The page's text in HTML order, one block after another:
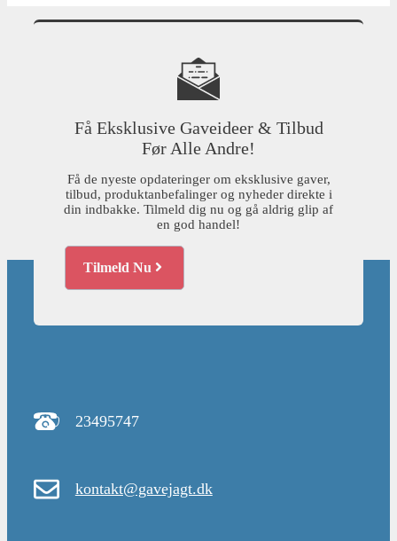
Få Eksklusive Gaveideer & Tilbud
Før Alle Andre!
Få de nyeste opdateringer om eksklusive gaver,
tilbud, produktanbefalinger og nyheder direkte i
din indbakke. Tilmeld dig nu og gå aldrig glip af
en god handel!
Tilmeld Nu
23495747
kontakt@gavejagt.dk